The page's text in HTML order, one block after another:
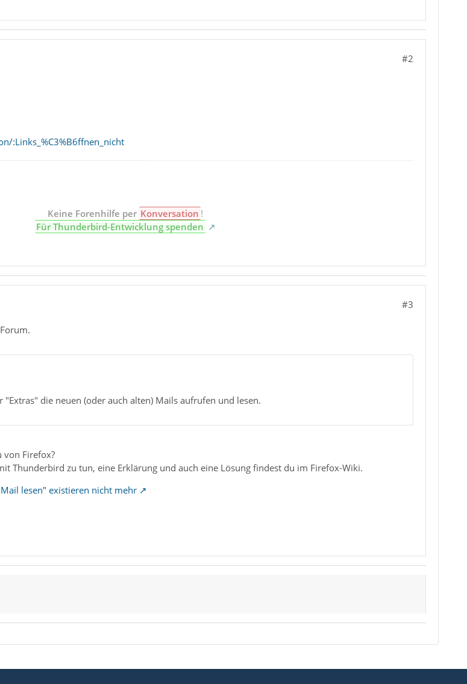
#2
:Links_%C3%B6ffnen_nicht
Keine Forenhilfe per Konversation !
Für Thunderbird-Entwicklung spenden
#3
die neuen (oder auch alten) Mails aufrufen und lesen.
Firefox?
Thunderbird zu tun, eine Erklärung und auch eine Lösung findest du im Firefox-Wiki.
lesen" existieren nicht mehr